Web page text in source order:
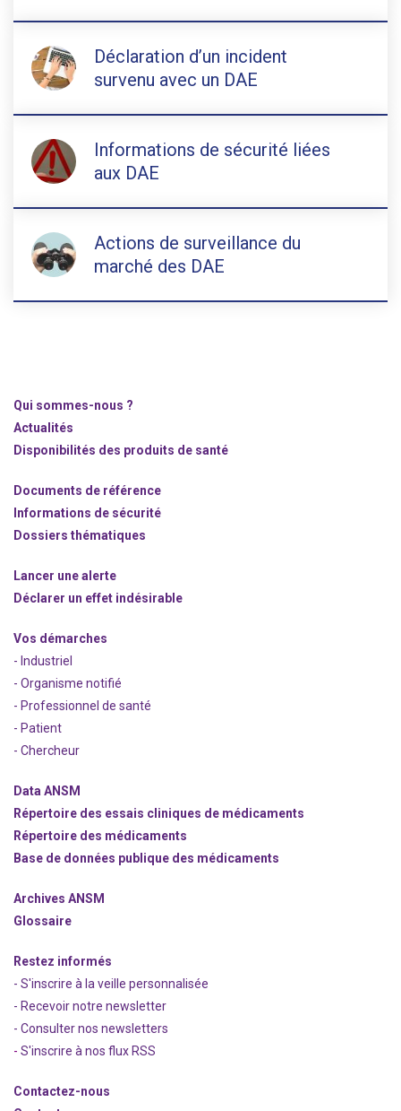
Déclaration d’un incident
survenu avec un DAE
Informations de sécurité liées
aux DAE
Actions de surveillance du
marché des DAE
Qui sommes-nous ?
Actualités
Disponibilités des produits de santé
Documents de référence
Informations de sécurité
Dossiers thématiques
Lancer une alerte
Déclarer un effet indésirable
Vos démarches
- Industriel
- Organisme notifié
- Professionnel de santé
- Patient
- Chercheur
Data ANSM
Répertoire des essais cliniques de médicaments
Répertoire des médicaments
Base de données publique des médicaments
Archives ANSM
Glossaire
Restez informés
- S'inscrire à la veille personnalisée
- Recevoir notre newsletter
- Consulter nos newsletters
- S'inscrire à nos flux RSS
Contactez-nous